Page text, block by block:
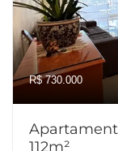
R$ 730.000
112m²